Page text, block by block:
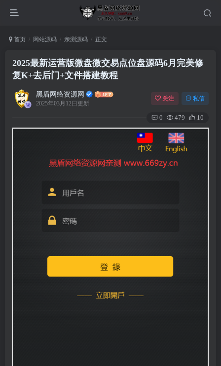
首页 网站源码 亲测源码 正文
2025最新运营版微盘微交易点位盘源码6月完美修
复K+去后门+文件搭建教程
黑盾网络资源网
2025年03月12日更新
关注 私信
0 479 10